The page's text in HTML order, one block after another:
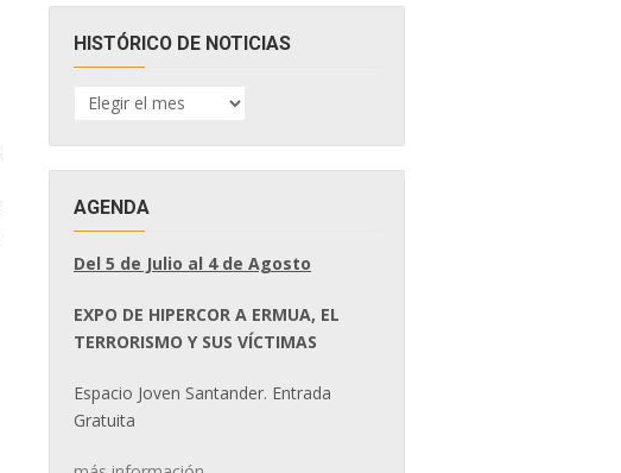
HISTÓRICO DE NOTICIAS
HISTÓRICO
DE
AGENDA
Del 5 de Julio al 4 de Agosto
EXPO DE HIPERCOR A ERMUA, EL
TERRORISMO Y SUS VÍCTIMAS
Espacio Joven Santander. Entrada
Gratuita